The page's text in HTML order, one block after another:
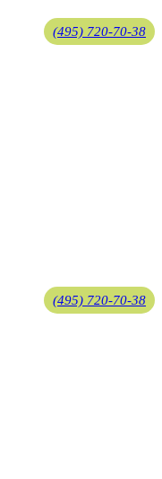
(495) 720-70-38
(495) 720-70-38